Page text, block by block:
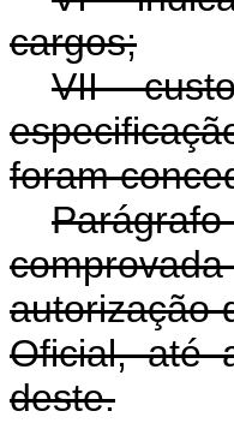
cargos;
VII -
foram
autorização
Oficial, até
deste.